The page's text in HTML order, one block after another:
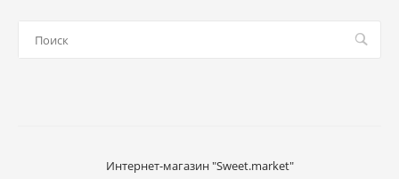
Интернет-магазин "Sweet.market"